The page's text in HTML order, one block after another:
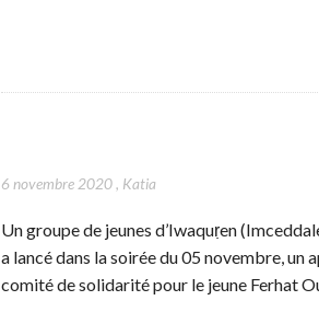
6 novembre 2020, Katia
Un groupe de jeunes d’Iwaquṛen
a lancé dans la soirée du 05 novembre,
comité de solidarité pour le jeune Ferhat